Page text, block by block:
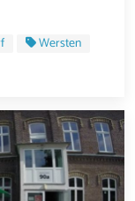
Wersten